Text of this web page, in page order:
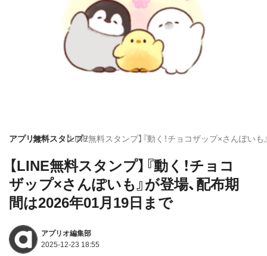
アプリオ無料スタンプ【LINE無料スタンプ】『動く！チョコザップ×さんぽ
【LINE無料スタンプ】『動く！チョコ
ザップ×さんぽいも』が登場、配布期
間は2026年01月19日まで
アプリオ編集部
2025-12-23 18:55